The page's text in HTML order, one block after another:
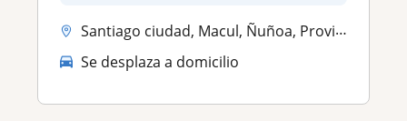
Santiago ciudad, Macul, Ñuñoa, Providencia
Se desplaza a domicilio